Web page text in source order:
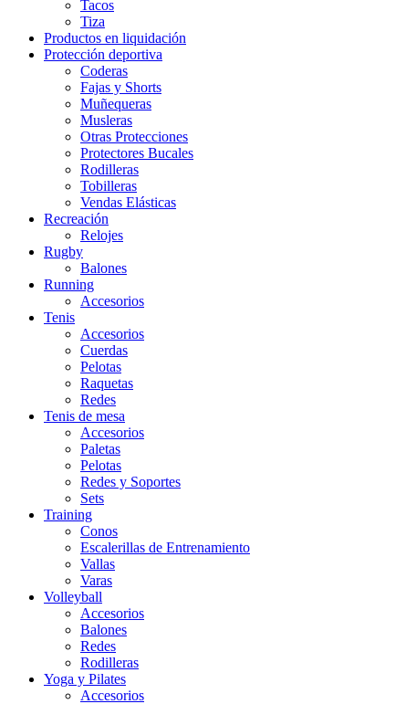
Tacos
Tiza
Productos en liquidación
Protección deportiva
Coderas
Fajas y Shorts
Muñequeras
Musleras
Otras Protecciones
Protectores Bucales
Rodilleras
Tobilleras
Vendas Elásticas
Recreación
Relojes
Rugby
Balones
Running
Accesorios
Tenis
Accesorios
Cuerdas
Pelotas
Raquetas
Redes
Tenis de mesa
Accesorios
Paletas
Pelotas
Redes y Soportes
Sets
Training
Conos
Escalerillas de Entrenamiento
Vallas
Varas
Volleyball
Accesorios
Balones
Redes
Rodilleras
Yoga y Pilates
Accesorios